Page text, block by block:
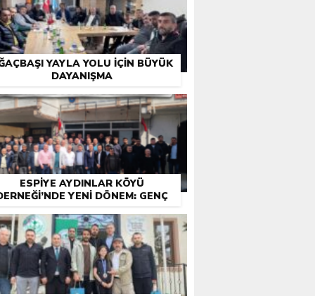
YAYLA YOLU İÇIN BÜYÜK
DAYANIŞMA
ESPIYE AYDINLAR KÖYÜ
YENI DÖNEM: GENÇ